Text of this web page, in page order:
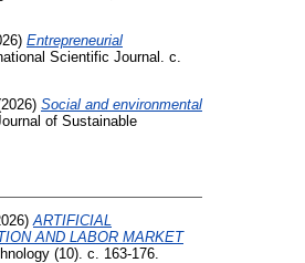
Entrepreneurial
Scientific Journal. с.
Social and environmental
of Sustainable
ARTIFICIAL
AND LABOR MARKET
(10). с. 163-176.